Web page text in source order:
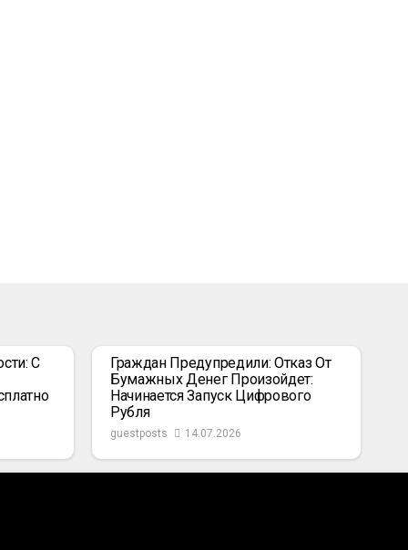
С
Граждан Предупредили: Отказ От
Бумажных Денег Произойдет:
Начинается Запуск Цифрового
Рубля
guestposts 14.07.2026